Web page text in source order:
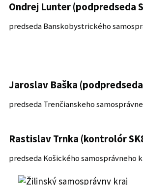
Ondrej Lunter (podpredseda
predseda Banskobystrického
Jaroslav Baška (podpredseda
predseda Trenčianskeho
Rastislav Trnka (kontrolór
predseda Košického samosprávneho